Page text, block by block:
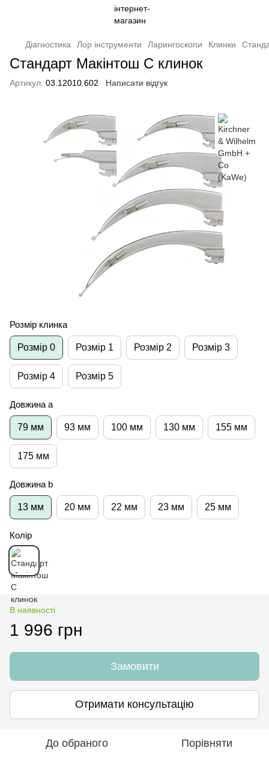
Діагностика Лор інструменти Ларингоскопи Клинки
Cтандарт Макінтош C клинок
Артикул: 03.12010.602 Написати відгук
Розмір клинка
Розмір 0 Розмір 1 Розмір 2 Розмір 3
Розмір 4 Розмір 5
Довжина а
79 мм 93 мм 100 мм 130 мм 155 мм
175 мм
Довжина b
13 мм 20 мм 22 мм 23 мм 25 мм
Колір
В наявності
1 996 грн
Замовити
Отримати консультацію
До обраного Порівняти